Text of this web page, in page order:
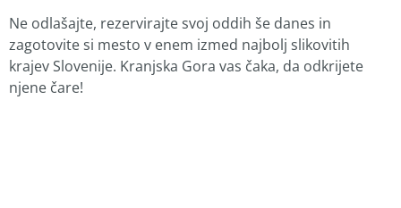
Ne odlašajte, rezervirajte svoj oddih še danes in
zagotovite si mesto v enem izmed najbolj slikovitih
krajev Slovenije. Kranjska Gora vas čaka, da odkrijete
njene čare!